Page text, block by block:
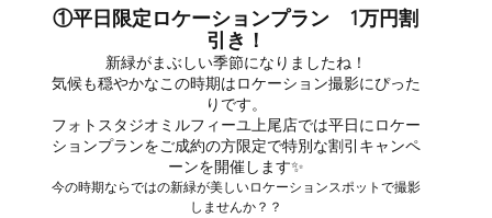
①平日限定ロケーションプラン　1万円割
引き！
新緑がまぶしい季節になりましたね！
気候も穏やかなこの時期はロケーション撮影にぴった
りです。
フォトスタジオミルフィーユ上尾店では平日にロケー
ションプランをご成約の方限定で特別な割引キャンペ
ーンを開催します✨
今の時期ならではの新緑が美しいロケーションスポットで撮影
しませんか？？